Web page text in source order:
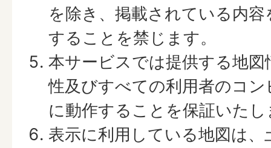
を除き、掲載されている内
することを禁じます。
本サービスでは提供する地
性及びすべての利用者のコ
に動作することを保証いた
表示に利用している地図は